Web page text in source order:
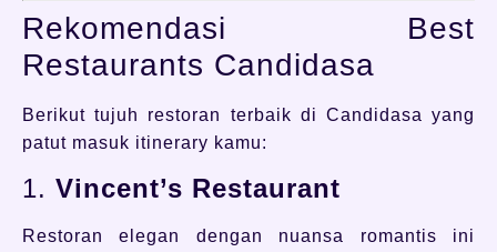
Rekomendasi Best
Restaurants Candidasa
Berikut tujuh restoran terbaik di Candidasa yang
patut masuk itinerary kamu:
1. Vincent’s Restaurant
Restoran elegan dengan nuansa romantis ini